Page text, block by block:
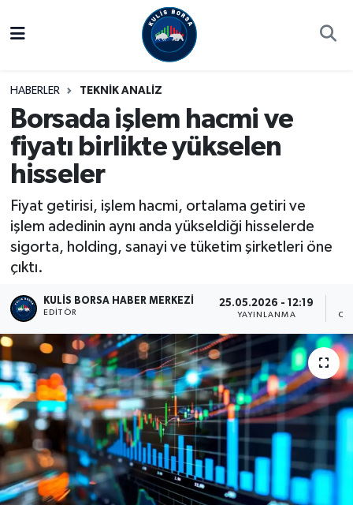
HABERLER TEKNİK ANALİZ
Borsada işlem hacmi ve
fiyatı birlikte yükselen
hisseler
Fiyat getirisi, işlem hacmi, ortalama getiri ve
işlem adedinin aynı anda yükseldiği hisselerde
sigorta, holding, sanayi ve tüketim şirketleri öne
çıktı.
KULIS BORSA HABER MERKEZI
EDITÖR
25.05.2026 - 12:19
YAYINLANMA
Kulis Haber
Halka Arzlar
Ekonomi
Süper Lig Puan Durumu ve Fikstür
Tüm Manşetler
Son Dakika Haberleri